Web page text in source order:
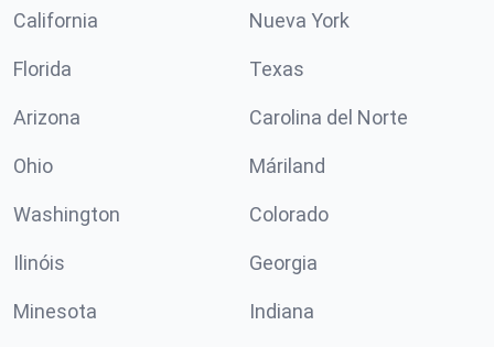
California Nueva York
Florida Texas
Arizona Carolina del Norte
Ohio Máriland
Washington Colorado
Ilinóis Georgia
Minesota Indiana